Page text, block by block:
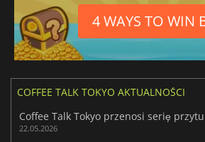
4 WAYS TO WIN
COFFEE TALK TOKYO AKTUALNOŚCI
22.05.2026